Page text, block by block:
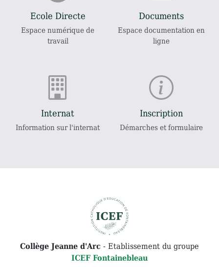
Ecole Directe
Espace numérique de
travail
Documents
Espace documentation en
ligne
Internat
Information sur l'internat
Inscription
Démarches et formulaire
Collège Jeanne d'Arc - Etablissement du groupe
ICEF Fontainebleau